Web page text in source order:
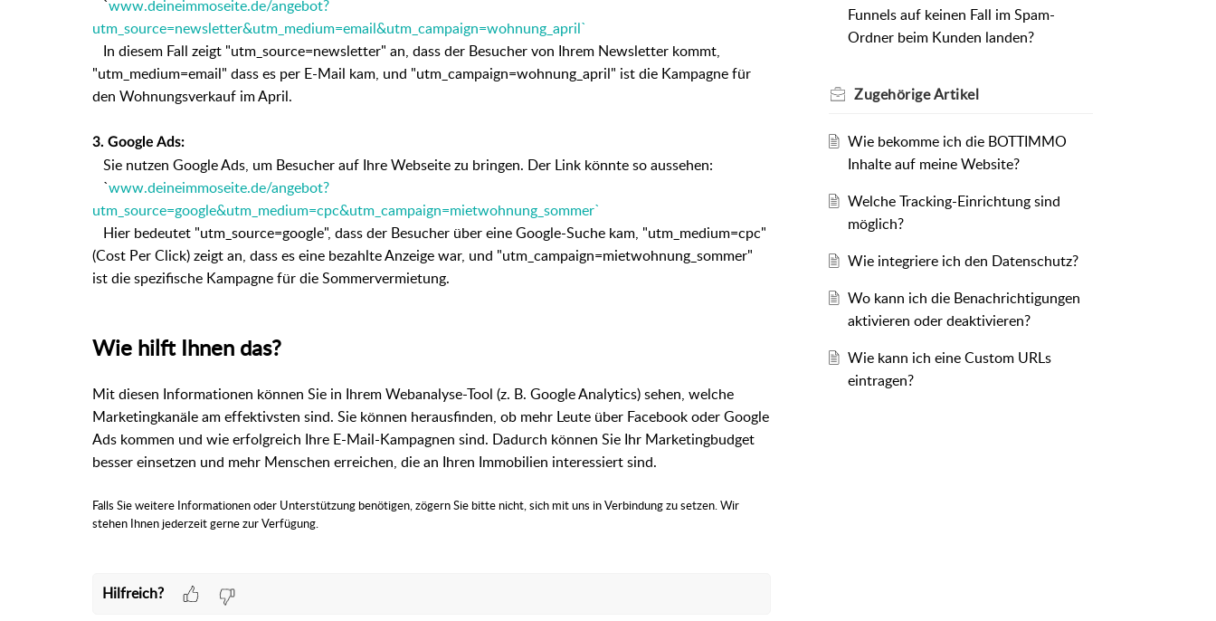
`www.deineimmoseite.de/angebot?
utm_source=newsletter&utm_medium=email&utm_campaign=wohnung_april`
In diesem Fall zeigt "utm_source=newsletter" an, dass der Besucher von Ihrem Newsletter kommt,
"utm_medium=email" dass es per E-Mail kam, und "utm_campaign=wohnung_april" ist die Kampagne für
den Wohnungsverkauf im April.
3. Google Ads:
Sie nutzen Google Ads, um Besucher auf Ihre Webseite zu bringen. Der Link könnte so aussehen:
`www.deineimmoseite.de/angebot?
utm_source=google&utm_medium=cpc&utm_campaign=mietwohnung_sommer`
Hier bedeutet "utm_source=google", dass der Besucher über eine Google-Suche kam, "utm_medium=cpc"
(Cost Per Click) zeigt an, dass es eine bezahlte Anzeige war, und "utm_campaign=mietwohnung_sommer"
ist die spezifische Kampagne für die Sommervermietung.
Wie hilft Ihnen das?
Mit diesen Informationen können Sie in Ihrem Webanalyse-Tool (z. B. Google Analytics) sehen, welche
Marketingkanäle am effektivsten sind. Sie können herausfinden, ob mehr Leute über Facebook oder Google
Ads kommen und wie erfolgreich Ihre E-Mail-Kampagnen sind. Dadurch können Sie Ihr Marketingbudget
besser einsetzen und mehr Menschen erreichen, die an Ihren Immobilien interessiert sind.
Falls Sie weitere Informationen oder Unterstützung benötigen, zögern Sie bitte nicht, sich mit uns in Verbindung zu setzen. Wir
stehen Ihnen jederzeit gerne zur Verfügung.
Hilfreich?
Funnels auf keinen Fall im Spam-
Ordner beim Kunden landen?
ZugehörigeArtikel
Wie bekomme ich die BOTTIMMO
Inhalte auf meine Website?
Welche Tracking-Einrichtung sind
möglich?
Wie integriere ich den Datenschutz?
Wo kann ich die Benachrichtigungen
aktivieren oder deaktivieren?
Wie kann ich eine Custom URLs
eintragen?